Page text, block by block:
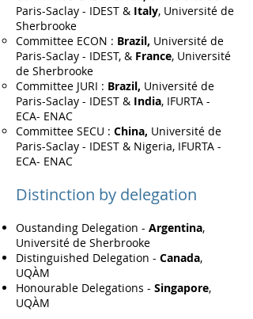
Paris-Saclay - IDEST & Italy, Université de
Sherbrooke
Committee ECON : Brazil, Université de
Paris-Saclay - IDEST, & France, Université
de Sherbrooke
Committee JURI : Brazil, Université de
Paris-Saclay - IDEST & India, IFURTA -
ECA- ENAC
Committee SECU : China, Université de
Paris-Saclay - IDEST & Nigeria, IFURTA -
ECA- ENAC
Distinction by delegation
Oustanding Delegation - Argentina,
Université de Sherbrooke
Distinguished Delegation - Canada,
UQÀM
Honourable Delegations - Singapore,
UQÀM